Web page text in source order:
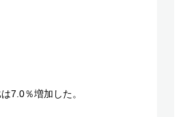
7.0％増加した。